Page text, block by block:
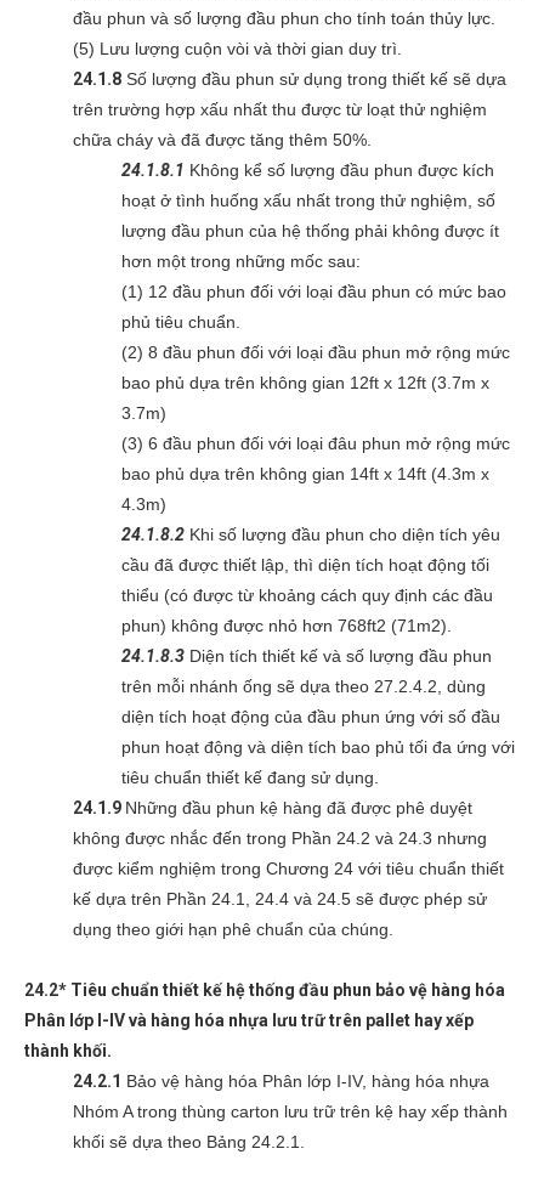
đầu phun và số lượng đầu phun cho tính toán thủy lực.
(5) Lưu lượng cuộn vòi và thời gian duy trì.
24.1.8 Số lượng đầu phun sử dụng trong thiết kế sẽ dựa
trên trường hợp xấu nhất thu được từ loạt thử nghiệm
chữa cháy và đã được tăng thêm 50%.
24.1.8.1 Không kể số lượng đầu phun được kích
hoạt ở tình huống xấu nhất trong thử nghiệm, số
lượng đầu phun của hệ thống phải không được ít
hơn một trong những mốc sau:
(1) 12 đầu phun đối với loại đầu phun có mức bao
phủ tiêu chuẩn.
(2) 8 đầu phun đối với loại đầu phun mở rộng mức
bao phủ dựa trên không gian 12ft x 12ft (3.7m x
3.7m)
(3) 6 đầu phun đối với loại đâu phun mở rộng mức
bao phủ dựa trên không gian 14ft x 14ft (4.3m x
4.3m)
24.1.8.2 Khi số lượng đầu phun cho diện tích yêu
cầu đã được thiết lập, thì diện tích hoạt động tối
thiểu (có được từ khoảng cách quy định các đầu
phun) không được nhỏ hơn 768ft2 (71m2).
24.1.8.3 Diện tích thiết kế và số lượng đầu phun
trên mỗi nhánh ống sẽ dựa theo 27.2.4.2, dùng
diện tích hoạt động của đầu phun ứng với số đầu
phun hoạt động và diện tích bao phủ tối đa ứng với
tiêu chuẩn thiết kế đang sử dụng.
24.1.9 Những đầu phun kệ hàng đã được phê duyệt
không được nhắc đến trong Phần 24.2 và 24.3 nhưng
được kiểm nghiệm trong Chương 24 với tiêu chuẩn thiết
kế dựa trên Phần 24.1, 24.4 và 24.5 sẽ được phép sử
dụng theo giới hạn phê chuẩn của chúng.
24.2* Tiêu chuẩn thiết kế hệ thống đầu phun bảo vệ hàng hóa
Phân lớp I-IV và hàng hóa nhựa lưu trữ trên pallet hay xếp
thành khối.
24.2.1 Bảo vệ hàng hóa Phân lớp I-IV, hàng hóa nhựa
Nhóm A trong thùng carton lưu trữ trên kệ hay xếp thành
khối sẽ dựa theo Bảng 24.2.1.